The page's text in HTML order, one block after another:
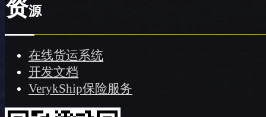
资源
在线货运系统
开发文档
VerykShip保险服务